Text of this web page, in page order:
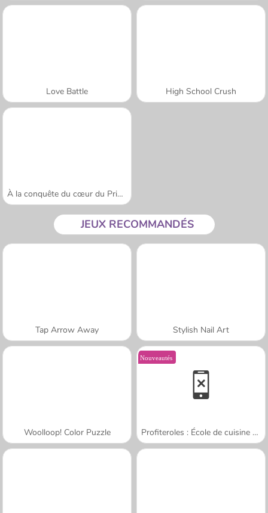
Love Battle High School Crush
À la conquête du cœur du Prince
JEUX RECOMMANDÉS
Tap Arrow Away Stylish Nail Art
Woolloop! Color Puzzle
Nouveautés
Profiteroles : École de cuisine de Sara